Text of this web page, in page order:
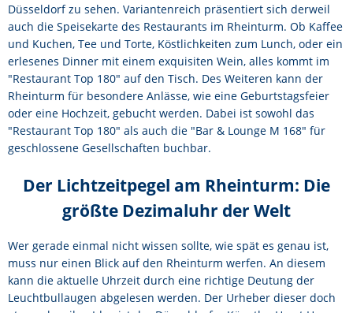
Düsseldorf zu sehen. Variantenreich präsentiert sich derweil
auch die Speisekarte des Restaurants im Rheinturm. Ob Kaffee
und Kuchen, Tee und Torte, Köstlichkeiten zum Lunch, oder ein
erlesenes Dinner mit einem exquisiten Wein, alles kommt im
″Restaurant Top 180″ auf den Tisch. Des Weiteren kann der
Rheinturm für besondere Anlässe, wie eine Geburtstagsfeier
oder eine Hochzeit, gebucht werden. Dabei ist sowohl das
″Restaurant Top 180″ als auch die ″Bar & Lounge M 168″ für
geschlossene Gesellschaften buchbar.
Der Lichtzeitpegel am Rheinturm: Die
größte Dezimaluhr der Welt
Wer gerade einmal nicht wissen sollte, wie spät es genau ist,
muss nur einen Blick auf den Rheinturm werfen. An diesem
kann die aktuelle Uhrzeit durch eine richtige Deutung der
Leuchtbullaugen abgelesen werden. Der Urheber dieser doch